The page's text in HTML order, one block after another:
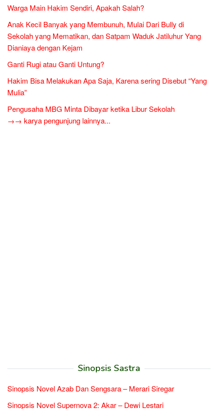
Warga Main Hakim Sendiri, Apakah Salah?
Anak Kecil Banyak yang Membunuh, Mulai Dari Bully di
Sekolah yang Mematikan, dan Satpam Waduk Jatiluhur Yang
Dianiaya dengan Kejam
Ganti Rugi atau Ganti Untung?
Hakim Bisa Melakukan Apa Saja, Karena sering Disebut “Yang
Mulia”
Pengusaha MBG Minta Dibayar ketika Libur Sekolah
→→ karya pengunjung lainnya...
Sinopsis Sastra
Sinopsis Novel Azab Dan Sengsara – Merari Siregar
Sinopsis Novel Supernova 2: Akar – Dewi Lestari